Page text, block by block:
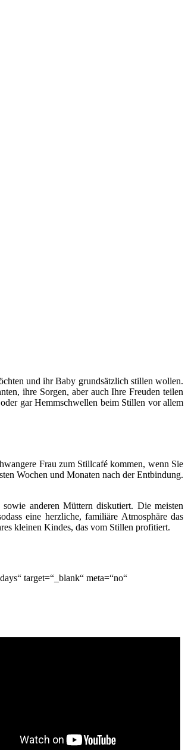
und ihr Baby grundsätzlich stillen wollen.
ihre Sorgen, aber auch Ihre Freuden teilen
gar Hemmschwellen beim Stillen vor allem
Frau zum Stillcafé kommen, wenn Sie
Wochen und Monaten nach der Entbindung.
anderen Müttern diskutiert. Die meisten
eine herzliche, familiäre Atmosphäre das
kleinen Kindes, das vom Stillen profitiert.
target=“_blank“ meta=“no“